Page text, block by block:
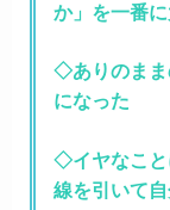
か」を一番
◇ありのまま
になった
◇イヤなこと
線を引いて